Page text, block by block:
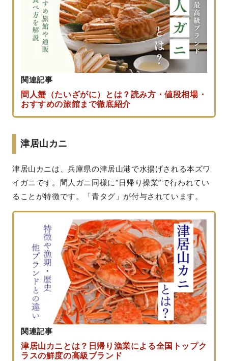
関連記事
間人蟹（たいざがに）とは？読み方・値段相場・
おすすめの旅館まで徹底紹介
津居山カニ
津居山カニは、兵庫県の津居山港で水揚げされる本ズワ
イガニです。間人ガニ同様に“日帰り操業”で行われてい
ることが特徴です。「青タグ」が付与されています。
関連記事
津居山カニとは？日帰り漁業による全国トップク
ラスの鮮度の高級ブランド